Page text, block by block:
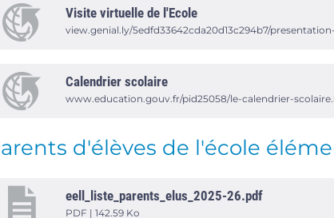
Visite virtuelle de l'Ecole
view.genial.ly/5edfd33642cda20d13c294b7/
Calendrier scolaire
www.education.gouv.fr/pid25058/le-calendrier-
d'élèves de l'école
eell_liste_parents_elus_2025-26.pdf
PDF | 142.59 Ko